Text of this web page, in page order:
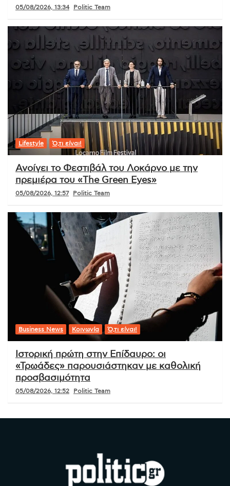
05/08/2026, 13:34 Politic Team
Lifestyle Ό,τι είναι!
Ανοίγει το Φεστιβάλ του Λοκάρνο με την
πρεμιέρα του «The Green Eyes»
05/08/2026, 12:57 Politic Team
Business News Κοινωνία Ό,τι είναι!
Ιστορική πρώτη στην Επίδαυρο: οι
«Τρωάδες» παρουσιάστηκαν με καθολική
προσβασιμότητα
05/08/2026, 12:52 Politic Team